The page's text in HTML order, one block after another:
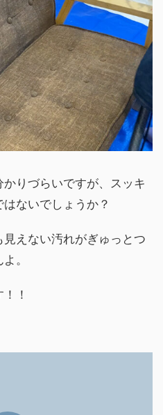
りづらいですが、スッキ
ないでしょうか？
えない汚れがぎゅっとつ
。
！